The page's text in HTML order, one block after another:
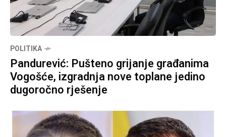
POLITIKA
Pandurević: Pušteno grijanje građanima
Vogošće, izgradnja nove toplane jedino
dugoročno rješenje